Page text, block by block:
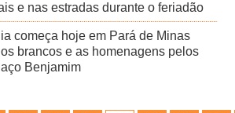
e nas estradas durante o feriadão
começa hoje em Pará de Minas
brancos e as homenagens pelos
Benjamim